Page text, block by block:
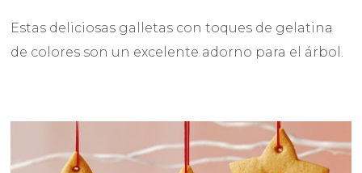
Estas deliciosas galletas con toques de gelatina
de colores son un excelente adorno para el árbol.